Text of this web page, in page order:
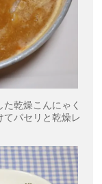
乾燥こんにゃく
パセリと乾燥レ